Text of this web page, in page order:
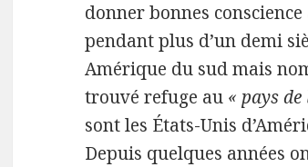
donner bonnes
pendant plus d’un demi
Amérique du sud mais
trouvé refuge au « pays
sont les États-Unis
Depuis quelques années